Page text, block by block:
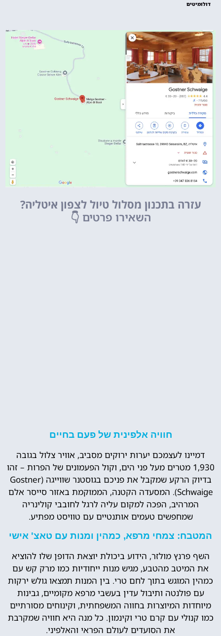
דולומיטים
עזרה בתכנון מסלול טיול לצפון איטליה?
השאירו פרטים 👇
חוויה אלפינית של פעם בחיים
דמיינו לעצמכם יערות ירוקים מסביב, אוויר צלול בגובה
1,930 מטרים מעל פני הים, וקול הפעמונים של הפרות – זהו
בדיוק הרקע שמקבל את פניכם בגוסטנר שווייגה (Gostner
Schwaige). המסעדה הקטנה, הממוקמת באזור סייסר אלם
המרהיב, הפכה למקום עליה לרגל לחובבי קולינריה
שמחפשים טעמים אותנטיים עם טוויסט מפתיע.
המטבח: צמחי מרפא, כמהין ומנות עם טאצ' אישי
השף פרנץ מולזר, הידוע ביכולת יוצאת הדופן שלו להוציא
את המיטב מהטבע, מגיש מנות ייחודיות כמו מרק קש עם
כמהין המוגש בתוך לחם טרי. בין המנות תמצאו גולש ירקות
עם פולנטה ותיבול עדין בעשבי מרפא מקומיים, גבינות
מיוחדות המיוצרות בחווה המשפחתית, וקינוחים מסורתיים
כמו קנולי עם קרם טרי וקינמון. כל מנה היא חוויה שמקרבת
את הסועדים לעולם הפראי והאלפיני.